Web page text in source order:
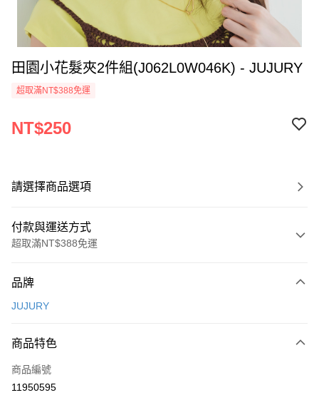
田園小花髮夾2件組(J062L0W046K) - JUJURY
超取滿NT$388免運
NT$250
請選擇商品選項
付款與運送方式
超取滿NT$388免運
信用卡一次付款
3 期 0 利率 每期
合作金庫商業銀行
上海商業儲蓄銀行
超商取貨付款
LINE Pay
品牌
JUJURY
商品特色
商品編號
11950595